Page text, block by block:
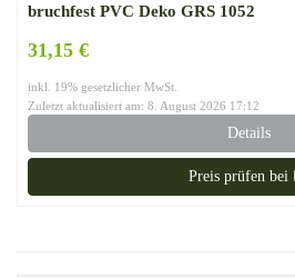
bruchfest PVC Deko GRS 1052
31,15 €
inkl. 19% gesetzlicher MwSt.
Zuletzt aktualisiert am: 8. August 2026 17:12
Details
Preis prüfen bei